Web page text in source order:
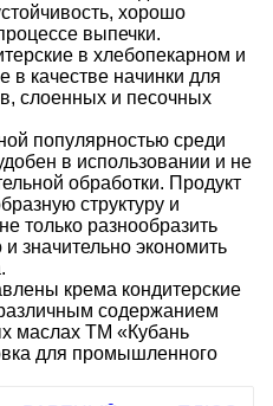
хорошо
выпечки.
в хлебопекарном и
в качестве начинки для
слоенных и песочных
популярностью среди
в использовании и не
обработки. Продукт
структуру и
только разнообразить
значительно экономить
крема кондитерские
содержанием
маслах ТМ «Кубань
для промышленного